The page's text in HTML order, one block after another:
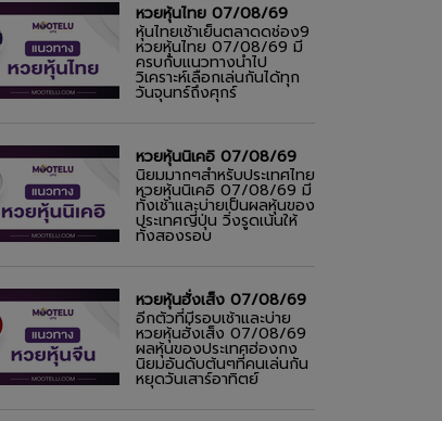
หวยหุ้นไทย 07/08/69
หุ้นไทยเช้าเย็นตลาดดช่อง9
หวยหุ้นไทย 07/08/69 มี
ครบกับแนวทางนำไป
วิเคราะห์เลือกเล่นกันได้ทุก
วันจุนทร์ถึงศุกร์
หวยหุ้นนิเคอิ 07/08/69
นิยมมากๆสำหรับประเทศไทย
หวยหุ้นนิเคอิ 07/08/69 มี
ทั้งเช้าและบ่ายเป็นผลหุ้นของ
ประเทศญี่ปุ่น วิ่งรูดเน้นให้
ทั้งสองรอบ
หวยหุ้นฮั่งเส็ง 07/08/69
อีกตัวที่มีรอบเช้าและบ่าย
หวยหุ้นฮั่งเส็ง 07/08/69
ผลหุ้นของประเทศฮ่องกง
นิยมอันดับต้นๆที่คนเล่นกัน
หยุดวันเสาร์อาทิตย์